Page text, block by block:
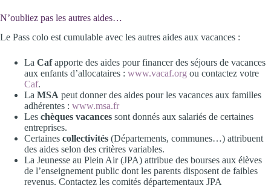
N’oubliez pas les autres aides…
Le Pass colo est cumulable avec les autres aides aux vacances :
La Cafapporte des aides pour financer des séjours de vacances
aux enfants d’allocataires : www.vacaf.org ou contactez votre
Caf.
La MSA peut donner des aides pour les vacances aux familles
adhérentes : www.msa.fr
Les chèques vacances sont donnés aux salariés de certaines
entreprises.
Certaines collectivités (Départements, communes…) attribuent
des aides selon des critères variables.
La Jeunesse au Plein Air (JPA) attribue des bourses aux élèves
de l’enseignement public dont les parents disposent de faibles
revenus. Contactez les comités départementaux JPA